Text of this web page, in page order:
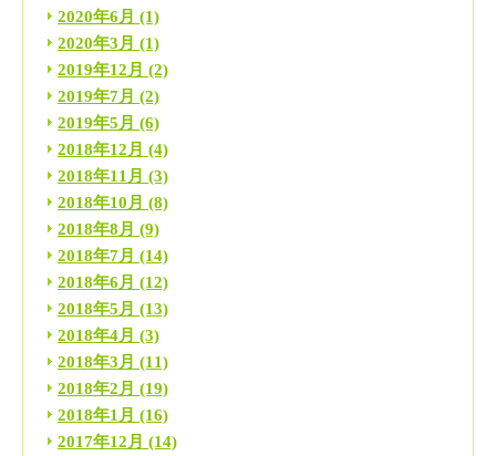
2020年6月 (1)
2020年3月 (1)
2019年12月 (2)
2019年7月 (2)
2019年5月 (6)
2018年12月 (4)
2018年11月 (3)
2018年10月 (8)
2018年8月 (9)
2018年7月 (14)
2018年6月 (12)
2018年5月 (13)
2018年4月 (3)
2018年3月 (11)
2018年2月 (19)
2018年1月 (16)
2017年12月 (14)